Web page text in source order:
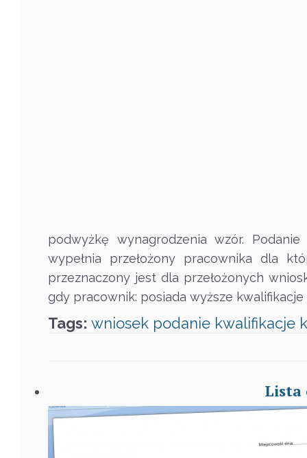
podwyżkę wynagrodzenia wzór.
wypełnia przełożony pracownika dla
przeznaczony jest dla przełożonych
gdy pracownik: posiada wyższe kwalifikacje
Tags: wniosek podanie kwalifikacje
Lista